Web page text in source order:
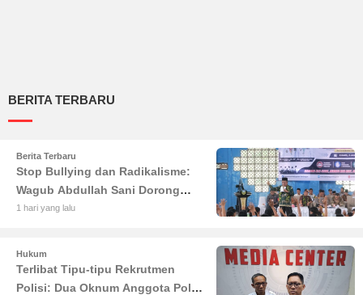
BERITA TERBARU
Berita Terbaru
Stop Bullying dan Radikalisme:
Wagub Abdullah Sani Dorong
Siswa Jadi Garda Terdepan
1 hari yang lalu
Hukum
Terlibat Tipu-tipu Rekrutmen
Polisi: Dua Oknum Anggota Polda